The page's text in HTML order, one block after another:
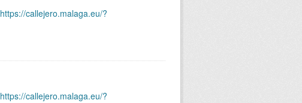
https://callejero.malaga.eu/?
https://callejero.malaga.eu/?